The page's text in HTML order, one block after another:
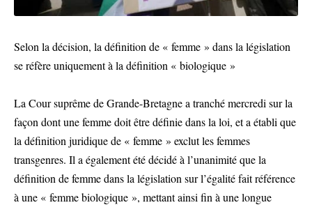
Selon la décision, la définition de « femme » dans la législation
se réfère uniquement à la définition « biologique »
La Cour suprême de Grande-Bretagne a tranché mercredi sur la
façon dont une femme doit être définie dans la loi, et a établi que
la définition juridique de « femme » exclut les femmes
transgenres. Il a également été décidé à l’unanimité que la
définition de femme dans la législation sur l’égalité fait référence
à une « femme biologique », mettant ainsi fin à une longue